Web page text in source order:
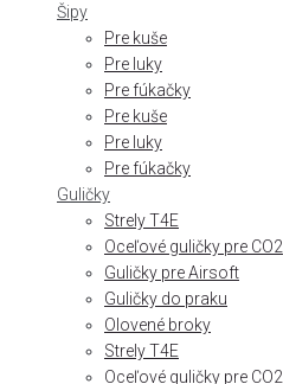
Šipy
Pre kuše
Pre luky
Pre fúkačky
Pre kuše
Pre luky
Pre fúkačky
Guličky
Strely T4E
Oceľové guličky pre CO2
Guličky pre Airsoft
Guličky do praku
Olovené broky
Strely T4E
Oceľové guličky pre CO2